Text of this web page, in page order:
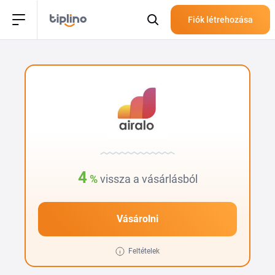
Fiók létrehozása
4 % vissza a vásárlásból
Vásárolni
Feltételek